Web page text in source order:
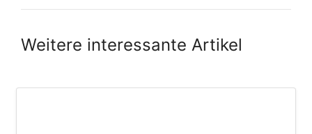
Weitere interessante Artikel